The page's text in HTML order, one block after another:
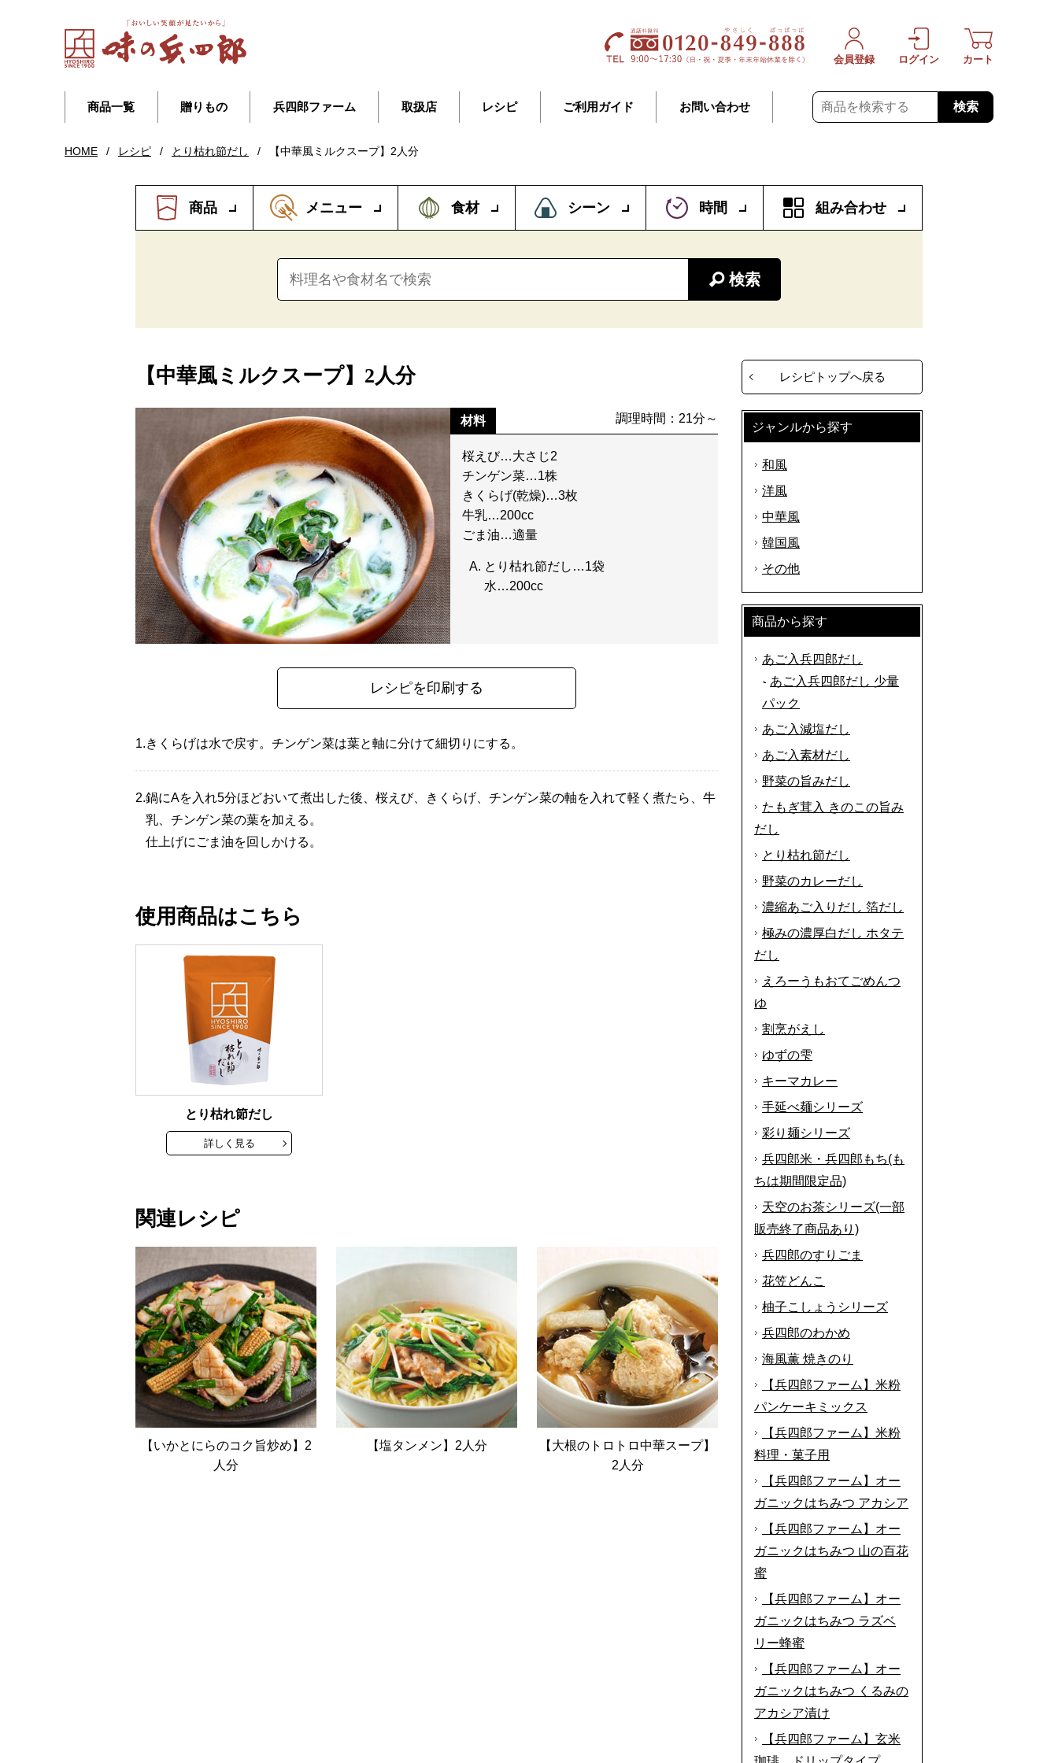
商品一覧 贈りもの 兵四郎ファーム 取扱店 レシピ ご利用ガイド お問い合わせ 検索
会員登録 ログイン カート
HOME / レシピ / とり枯れ節だし / 【中華風ミルクスープ】2人分
商品 メニュー 食材 シーン 時間 組み合わせ
検索
【中華風ミルクスープ】2人分
材料 調理時間：21分～
桜えび…大さじ2
チンゲン菜…1株
きくらげ(乾燥)…3枚
牛乳…200cc
ごま油…適量
とり枯れ節だし…1袋
水…200cc
レシピを印刷する
1.きくらげは水で戻す。チンゲン菜は葉と軸に分けて細切りにする。
2.鍋にAを入れ5分ほどおいて煮出した後、桜えび、きくらげ、チンゲン菜の軸を入れて軽く煮たら、牛
乳、チンゲン菜の葉を加える。
仕上げにごま油を回しかける。
使用商品はこちら
とり枯れ節だし
詳しく見る
関連レシピ
【いかとにらのコク旨炒め】2
人分
【塩タンメン】2人分
【大根のトロトロ中華スープ】
2人分
レシピトップへ戻る
ジャンルから探す
和風
洋風
中華風
韓国風
その他
商品から探す
あご入兵四郎だし
あご入兵四郎だし 少量
パック
あご入減塩だし
あご入素材だし
野菜の旨みだし
たもぎ茸入 きのこの旨み
だし
とり枯れ節だし
野菜のカレーだし
濃縮あご入りだし 箔だし
極みの濃厚白だし ホタテ
だし
えろーうもおてごめんつ
ゆ
割烹がえし
ゆずの雫
キーマカレー
手延べ麺シリーズ
彩り麺シリーズ
兵四郎米・兵四郎もち(も
ちは期間限定品)
天空のお茶シリーズ(一部
販売終了商品あり)
兵四郎のすりごま
花笠どんこ
柚子こしょうシリーズ
兵四郎のわかめ
海風薫 焼きのり
【兵四郎ファーム】米粉
パンケーキミックス
【兵四郎ファーム】米粉
料理・菓子用
【兵四郎ファーム】オー
ガニックはちみつ アカシア
【兵四郎ファーム】オー
ガニックはちみつ 山の百花
蜜
【兵四郎ファーム】オー
ガニックはちみつ ラズベ
リー蜂蜜
【兵四郎ファーム】オー
ガニックはちみつ くるみの
アカシア漬け
【兵四郎ファーム】玄米